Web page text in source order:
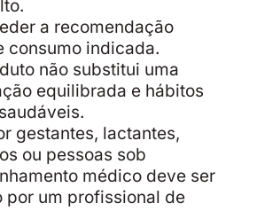
a recomendação
consumo indicada.
não substitui uma
equilibrada e hábitos
gestantes, lactantes,
ou pessoas sob
médico deve ser
por um profissional de